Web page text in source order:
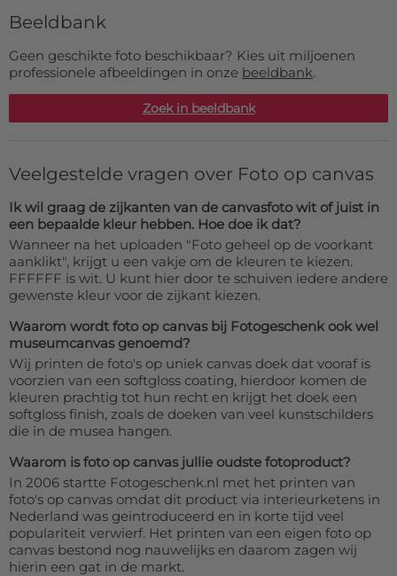
Beeldbank
Geen geschikte foto beschikbaar? Kies uit miljoenen
professionele afbeeldingen in onze beeldbank.
Zoek in beeldbank
Veelgestelde vragen over Foto op canvas
Ik wil graag de zijkanten van de canvasfoto wit of juist in
een bepaalde kleur hebben. Hoe doe ik dat?
Wanneer na het uploaden "Foto geheel op de voorkant
aanklikt", krijgt u een vakje om de kleuren te kiezen.
FFFFFF is wit. U kunt hier door te schuiven iedere andere
gewenste kleur voor de zijkant kiezen.
Waarom wordt foto op canvas bij Fotogeschenk ook wel
museumcanvas genoemd?
Wij printen de foto's op uniek canvas doek dat vooraf is
voorzien van een softgloss coating, hierdoor komen de
kleuren prachtig tot hun recht en krijgt het doek een
softgloss finish, zoals de doeken van veel kunstschilders
die in de musea hangen.
Waarom is foto op canvas jullie oudste fotoproduct?
In 2006 startte Fotogeschenk.nl met het printen van
foto's op canvas omdat dit product via interieurketens in
Nederland was geintroduceerd en in korte tijd veel
populariteit verwierf. Het printen van een eigen foto op
canvas bestond nog nauwelijks en daarom zagen wij
hierin een gat in de markt.